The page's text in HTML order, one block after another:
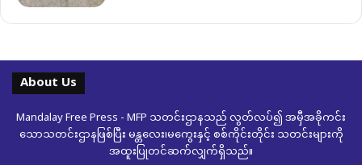
About Us
Mandalay Free Press - MFP သတင်းဌာနသည် လွတ်လပ်၍ အမှီအခိုကင်း
သောသတင်းဌာနဖြစ်ပြီး မန္တလေး၊မကွေးနှင့် စစ်ကိုင်းတိုင်း သတင်းများကို
အထူးပြုတင်ဆက်လျှက်ရှိသည်။